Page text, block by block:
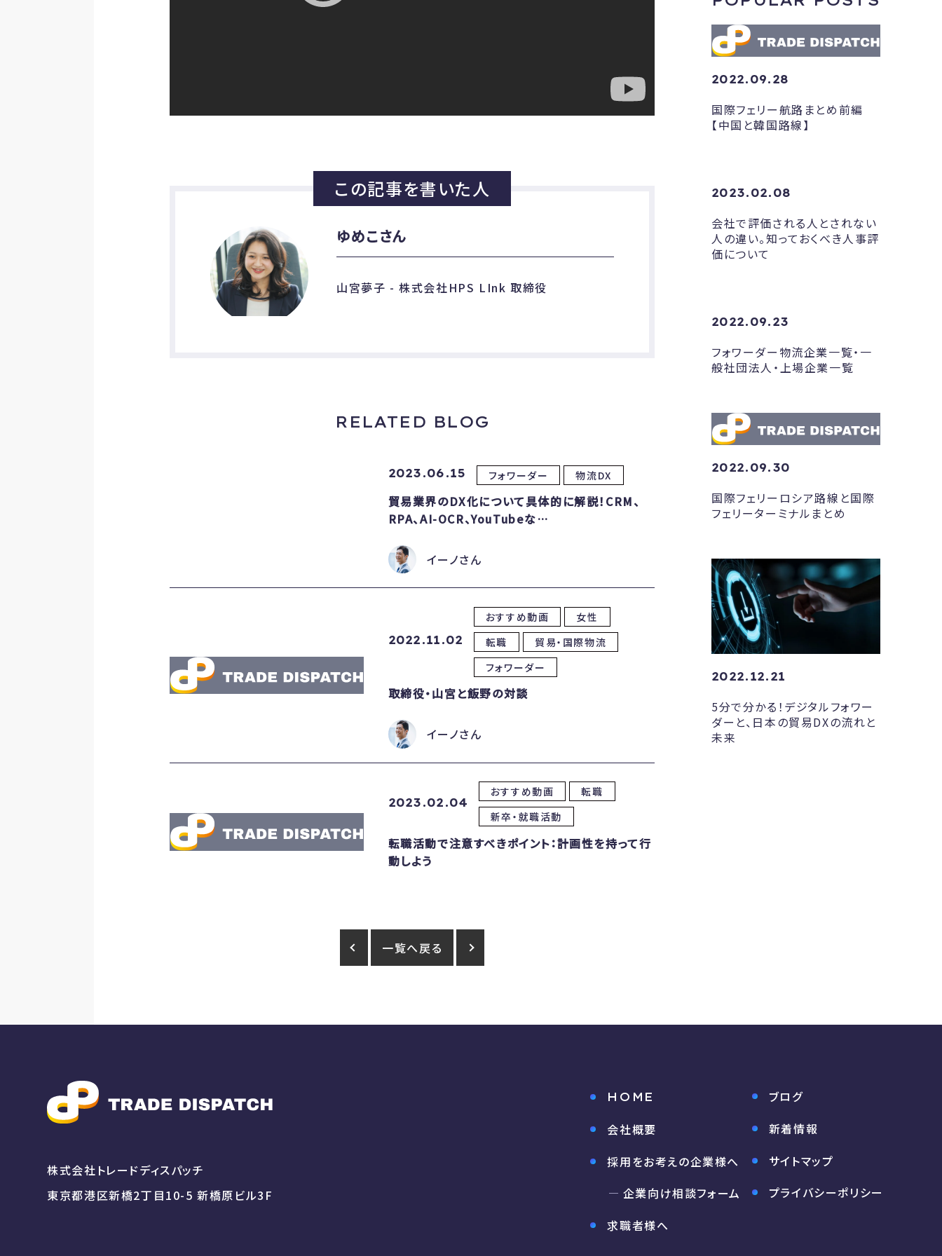
この記事を書いた人
ゆめこさん
山宮夢子 - 株式会社HPS LInk 取締役
RELATED BLOG
2023.06.15 フォワーダー 物流DX
貿易業界のDX化について具体的に解説！CRM、
RPA、AI-OCR、YouTubeな…
イーノさん
2022.11.02
おすすめ動画
女性
転職
貿易・国際物流
フォワーダー
取締役・山宮と飯野の対談
イーノさん
2023.02.04
おすすめ動画
転職
新卒・就職活動
転職活動で注意すべきポイント：計画性を持って行
動しよう
一覧へ戻る
2022.09.28
国際フェリー航路まとめ前編
【中国と韓国路線】
2023.02.08
会社で評価される人とされない
人の違い。知っておくべき人事評
価について
2022.09.23
フォワーダー物流企業一覧・一
般社団法人・上場企業一覧
2022.09.30
国際フェリーロシア路線と国際
フェリーターミナルまとめ
2022.12.21
5分で分かる！デジタルフォワー
ダーと、日本の貿易DXの流れと
未来
株式会社トレードディスパッチ
東京都港区新橋2丁目10-5 新橋原ビル3F
HOME
会社概要
採用をお考えの企業様へ
企業向け相談フォーム
求職者様へ
ブログ
新着情報
サイトマップ
プライバシーポリシー